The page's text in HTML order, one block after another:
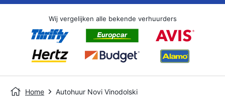
Wij vergelijken alle bekende verhuurders
Home Autohuur Novi Vinodolski